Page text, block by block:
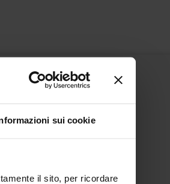
sui cookie
il sito, per ricordare